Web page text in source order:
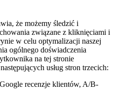
że możemy śledzić i
związane z kliknięciami i
w celu optymalizacji naszej
ogólnego doświadczenia
na tej stronie
usług stron trzecich:
recenzje klientów, A/B-